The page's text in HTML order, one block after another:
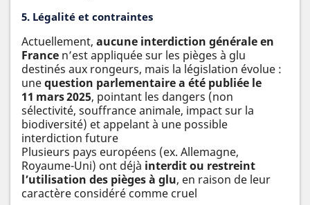
5. Légalité et contraintes
Actuellement, aucune interdiction générale en
France n’est appliquée sur les pièges à glu
destinés aux rongeurs, mais la législation évolue :
unequestion parlementaire a été publiée le
11 mars 2025, pointant les dangers (non
sélectivité, souffrance animale, impact sur la
biodiversité) et appelant à une possible
interdiction future
Plusieurs pays européens (ex. Allemagne,
Royaume-Uni) ont déjà interdit ou restreint
l’utilisation des pièges à glu, en raison de leur
caractère considéré comme cruel